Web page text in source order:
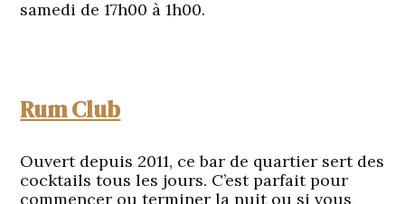
samedi de 17h00 à 1h00.
Rum Club
Ouvert depuis 2011, ce bar de quartier sert des
cocktails tous les jours. C’est parfait pour
commencer ou terminer la nuit ou si vous